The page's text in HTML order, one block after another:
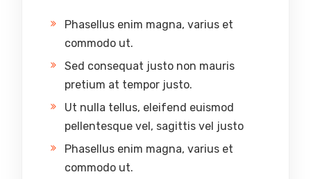
Phasellus enim magna, varius et
commodo ut.
Sed consequat justo non mauris
pretium at tempor justo.
Ut nulla tellus, eleifend euismod
pellentesque vel, sagittis vel justo
Phasellus enim magna, varius et
commodo ut.